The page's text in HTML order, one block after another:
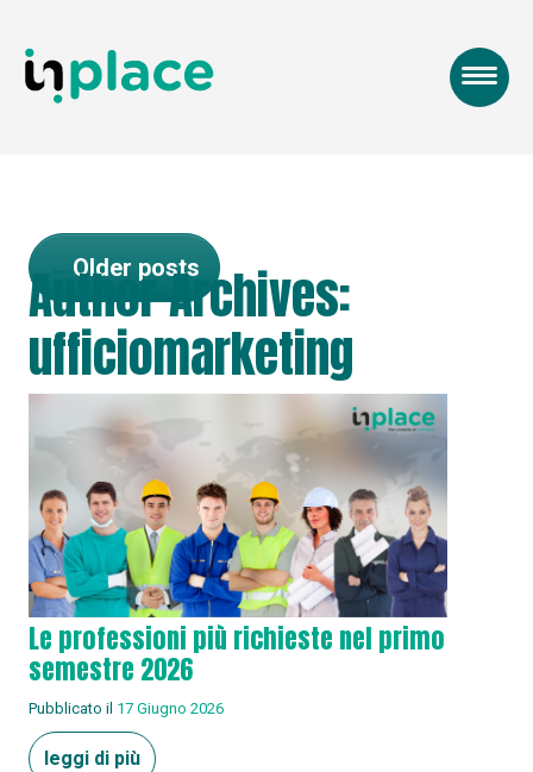
Author Archives:
ufficiomarketing
← Older posts
Le professioni più richieste nel primo
semestre 2026
Pubblicato il 17 Giugno 2026
leggi di più